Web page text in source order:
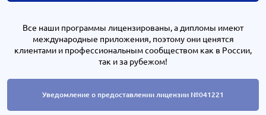
Все наши программы лицензированы, а дипломы имеют
международные приложения, поэтому они ценятся
клиентами и профессиональным сообществом как в России,
так и за рубежом!
Уведомление о предоставлении лицензии №041221